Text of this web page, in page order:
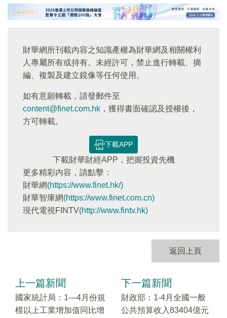
財華網所刊載內容之知識產權為財華網及相關權利
人專屬所有或持有。未經許可，禁止進行轉載、摘
編、複製及建立鏡像等任何使用。
如有意願轉載，請發郵件至
content@finet.com.hk ，獲得書面確認及授權後，
方可轉載。
下載APP
下載財華財經APP，把握投資先機
更多精彩内容，請點擊：
財華網(https://www.finet.hk/)
財華智庫網(https://www.finet.com.cn)
現代電視FINTV(http://www.fintv.hk)
返回上頁
上一篇新聞
國家統計局：1—4月份規
模以上工業增加值同比增
下一篇新聞
財政部：1-4月全國一般
公共預算收入83404億元